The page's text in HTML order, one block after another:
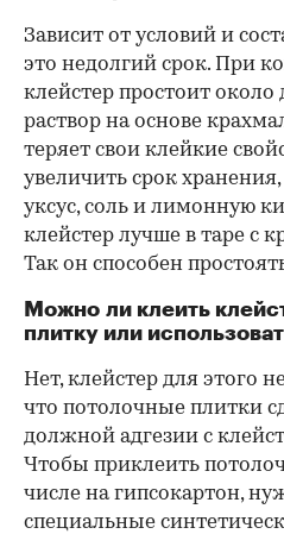
Зависит от условий и
это недолгий срок. При
клейстер простоит около
раствор на основе
теряет свои клейкие
увеличить срок
уксус, соль и лимонную
клейстер лучше в таре с
Так он способен
Можно ли клеить
плитку или
Нет, клейстер для этого
что потолочные плитки
должной адгезии с
Чтобы приклеить
числе на гипсокартон,
специальные